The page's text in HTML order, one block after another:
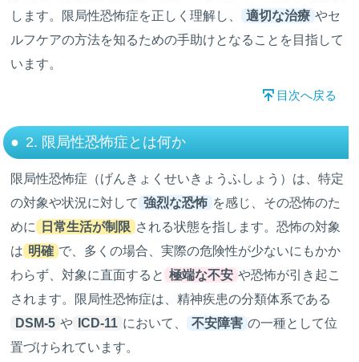
します。限局性恐怖症を正しく理解し、
適切な治療 やセ
ルフケアの方法を知るための手助けとなることを目指して
います。
目次へ戻る
2. 限局性恐怖症とは何か
限局性恐怖症（げんきょくせいきょうふしょう）は、特定
の対象や状況に対して 強烈な恐怖 を感じ、その恐怖のた
めに 日常生活が制限 される状態を指します。恐怖の対象
は 明確 で、多くの場合、実際の危険性が少ないにもかか
わらず、対象に直面すると 極端な不安 や恐怖が引き起こ
されます。限局性恐怖症は、精神疾患の分類体系である
DSM-5 や ICD-11 において、 不安障害 の一種として位
置づけられています。